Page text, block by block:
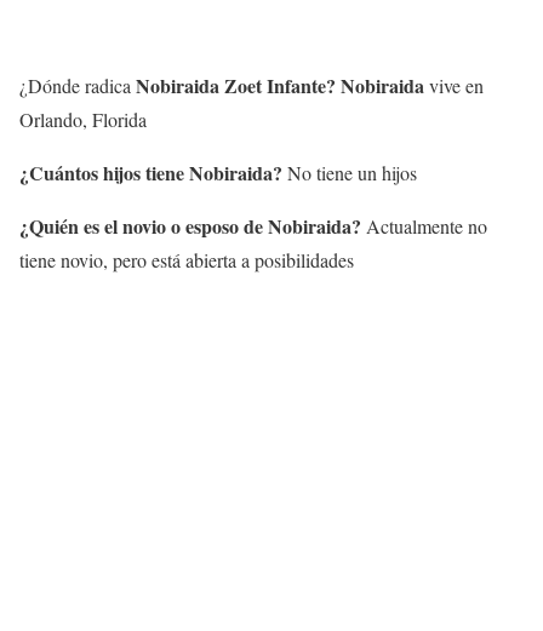
¿Dónde radica Nobiraida Zoet Infante? Nobiraidavive en
Orlando, Florida
¿Cuántos hijos tieneNobiraida? No tiene un hijos
¿Quién es el novio o esposo deNobiraida? Actualmente no
tiene novio, pero está abierta a posibilidades